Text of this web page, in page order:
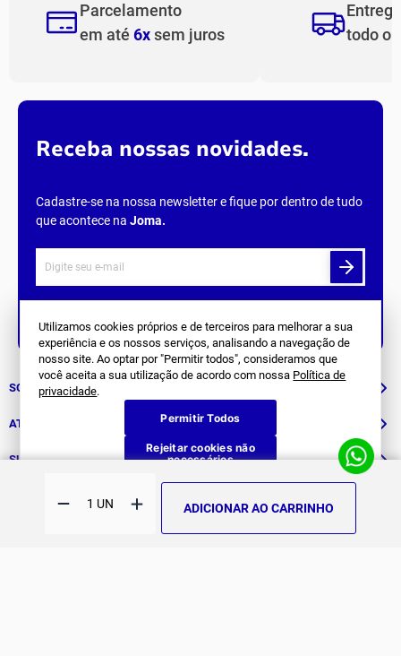
Utilizamos cookies próprios e de terceiros para melhorar a sua
experiência e os nossos serviços, analisando a navegação de
nosso site. Ao optar por "Permitir todos", consideramos que
você aceita a sua utilização de acordo com nossa Política de
privacidade.
Permitir Todos
Rejeitar cookies não
necessários
ADICIONAR AO CARRINHO
Parcelamento
em até 6xsem juros
todo o
Receba nossas novidades.
Cadastre-se na nossa newsletter e fique por dentro de tudo
que acontece na Joma.
Siga Nos
SOBRE NÓS
História
Patrocinados
ATENDIMENTO
Whatsapp
SUPORTE
Quer ser um revendedor?